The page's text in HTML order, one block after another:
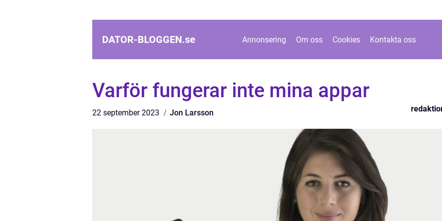
DATOR-BLOGGEN.se Annonsering Om oss Cookies Kontakta oss
Varför fungerar inte mina appar
22 september 2023 Jon Larsson